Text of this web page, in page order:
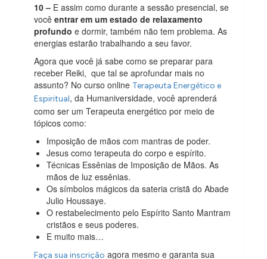
10 – E assim como durante a sessão presencial, se
vocêentrar em um estado de relaxamento
profundo e dormir, também não tem problema. As
energias estarão trabalhando a seu favor.
Agora que você já sabe como se preparar para
receber Reiki, que tal se aprofundar mais no
assunto? No curso online Terapeuta Energético e
Espiritual, da Humaniversidade, você aprenderá
como ser um Terapeuta energético por meio de
tópicos como:
Imposição de mãos com mantras de poder.
Jesus como terapeuta do corpo e espírito.
Técnicas Essênias de Imposição de Mãos. As
mãos de luz essênias.
Os símbolos mágicos da sateria cristã do Abade
Julio Houssaye.
O restabelecimento pelo Espírito Santo Mantram
cristãos e seus poderes.
E muito mais…
Faça sua inscrição agora mesmo e garanta sua